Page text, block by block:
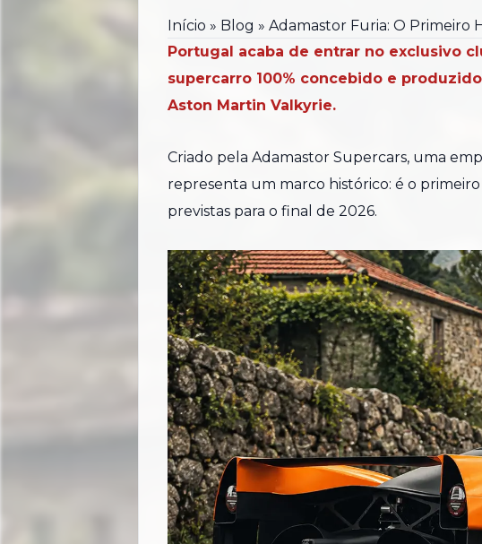
Início » Blog » Adamastor Furia: O Primeiro
Portugal acaba de entrar no exclusivo
supercarro 100% concebido e
Aston Martin Valkyrie.
Criado pela Adamastor Supercars, uma
representa um marco histórico: é o
previstas para o final de 2026.